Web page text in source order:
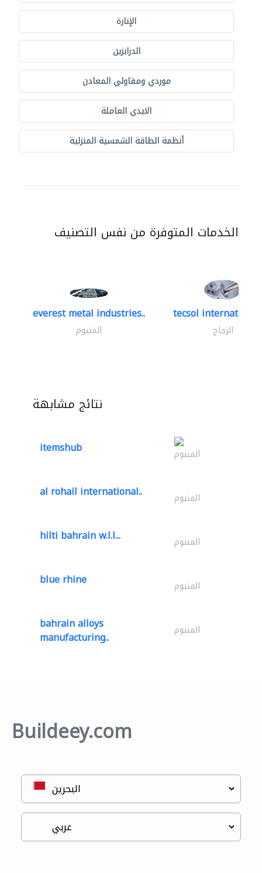
الإنارة
الدرابزين
موردي ومقاولي المعادن
الايدي العاملة
أنظمة الطاقة الشمسية المنزلية
الخدمات المتوفرة من نفس التصنيف
everest metal industries..
المنيوم
tecsol
الزجاج
نتائج مشابهة
itemshub المنيوم
al rohail international.. المنيوم
hilti bahrain w.l.l... المنيوم
blue rhine المنيوم
bahrain alloys
manufacturing.. المنيوم
Buildeey.com